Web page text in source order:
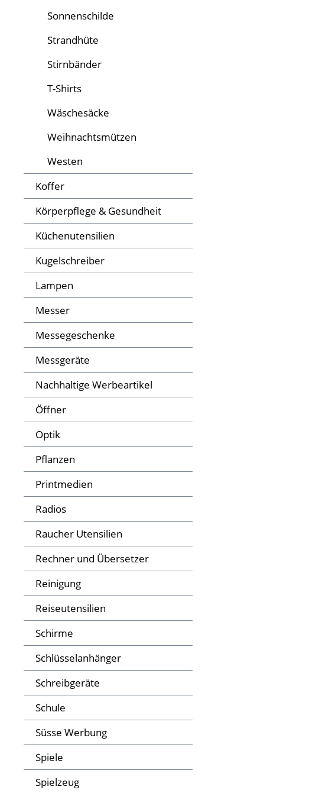
Sonnenschilde
Strandhüte
Stirnbänder
T-Shirts
Wäschesäcke
Weihnachtsmützen
Westen
Koffer
Körperpflege & Gesundheit
Küchenutensilien
Kugelschreiber
Lampen
Messer
Messegeschenke
Messgeräte
Nachhaltige Werbeartikel
Öffner
Optik
Pflanzen
Printmedien
Radios
Raucher Utensilien
Rechner und Übersetzer
Reinigung
Reiseutensilien
Schirme
Schlüsselanhänger
Schreibgeräte
Schule
Süsse Werbung
Spiele
Spielzeug